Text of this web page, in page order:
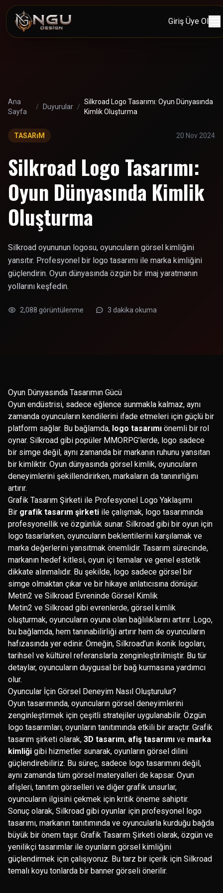
Giriş Üye Ol
Ana
Sayfa
/ Duyurular /
Silkroad Logo Tasarımı: Oyun Dünyasında
Kimlik Oluşturma
TASARıM 20 Nov 2024
Silkroad Logo Tasarımı:
Oyun Dünyasında Kimlik
Oluşturma
Silkroad oyununun logosu, oyuncuların görsel kimliğini
yansıtır. Profesyonel bir logo tasarımı ile marka kimliğini
güçlendirin. Oyun dünyasında özgün bir imaj yaratmanın
yollarını keşfedin.
2,088 görüntülenme 3 dakika okuma
Oyun Dünyasında Tasarımın Gücü
Oyun endüstrisi, sadece eğlence sunmakla kalmaz, aynı
zamanda oyuncuların kendilerini ifade etmeleri için güçlü bir
platform sağlar. Bu bağlamda, logo tasarımı önemli bir rol
oynar. Silkroad gibi popüler MMORPG’lerde, logo sadece
bir simge değil, aynı zamanda bir markanın ruhunu yansıtan
bir kimliktir. Oyun dünyasında görsel kimlik, oyuncuların
deneyimlerini şekillendirirken, markaların da tanınırlığını
artırır.
Grafik Tasarım Şirketi ile Profesyonel Logo Yaklaşımı
Bir grafik tasarım şirketi ile çalışmak, logo tasarımında
profesyonellik ve özgünlük sunar. Silkroad gibi bir oyun için
logo tasarlarken, oyuncuların beklentilerini karşılamak ve
marka değerlerini yansıtmak önemlidir. Tasarım sürecinde,
markanın hedef kitlesi, oyun içi temalar ve genel estetik
dikkate alınmalıdır. Bu şekilde, logo sadece görsel bir
simge olmaktan çıkar ve bir hikaye anlatıcısına dönüşür.
Metin2 ve Silkroad Evreninde Görsel Kimlik
Metin2 ve Silkroad gibi evrenlerde, görsel kimlik
oluşturmak, oyuncuların oyuna olan bağlılıklarını artırır. Logo,
bu bağlamda, hem tanınabilirliği artırır hem de oyuncuların
hafızasında yer edinir. Örneğin, Silkroad’un ikonik logoları,
tarihsel ve kültürel referanslarla zenginleştirilmiştir. Bu tür
detaylar, oyuncuların duygusal bir bağ kurmasına yardımcı
olur.
Oyuncular İçin Görsel Deneyim Nasıl Oluşturulur?
Oyun tasarımında, oyuncuların görsel deneyimlerini
zenginleştirmek için çeşitli stratejiler uygulanabilir. Özgün
logo tasarımları, oyunların tanıtımında etkili bir araçtır. Grafik
tasarım şirketi olarak, 3D tasarım, afiş tasarımı ve marka
kimliği gibi hizmetler sunarak, oyunların görsel dilini
güçlendirebiliriz. Bu süreç, sadece logo tasarımını değil,
aynı zamanda tüm görsel materyalleri de kapsar. Oyun
afişleri, tanıtım görselleri ve diğer grafik unsurlar,
oyuncuların ilgisini çekmek için kritik öneme sahiptir.
Sonuç olarak, Silkroad gibi oyunlar için profesyonel logo
tasarımı, markanın tanıtımında ve oyuncularla kurduğu bağda
büyük bir önem taşır. Grafik Tasarım Şirketi olarak, özgün ve
yenilikçi tasarımlar ile oyunların görsel kimliğini
güçlendirmek için çalışıyoruz. Bu tarz bir içerik için Silkroad
temalı koyu tonlarda bir banner görseli önerilir.